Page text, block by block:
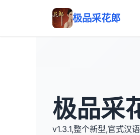
极品采花郎
极品采
v1.3.1,整个新型,官式汉